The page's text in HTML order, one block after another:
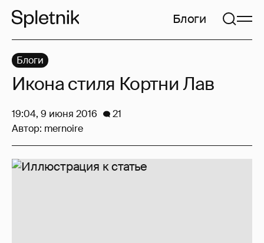
Блоги
Блоги
Икона стиля Кортни Лав
19:04, 9 июня 2016
21
Автор: mernoire